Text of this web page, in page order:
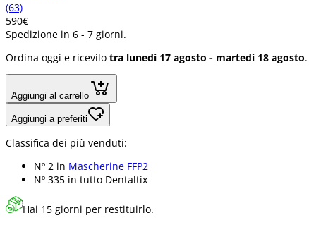
(63)
590€
Spedizione in 6 - 7 giorni.
Ordina oggi e ricevilo tra lunedì 17 agosto - martedì 18 agosto.
Aggiungi al carrello
Aggiungi a preferiti
Classifica dei più venduti:
Nº 2 in Mascherine FFP2
Nº 335 in tutto Dentaltix
Hai 15 giorni per restituirlo.